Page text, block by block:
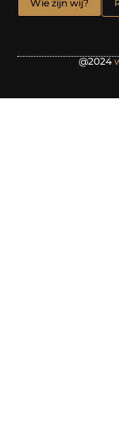
Wie zijn wij?
@2024